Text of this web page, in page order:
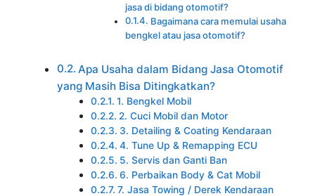
jasa di bidang otomotif?
Bagaimana cara memulai usaha
bengkel atau jasa otomotif?
Apa Usaha dalam Bidang Jasa Otomotif
yang Masih Bisa Ditingkatkan?
1. Bengkel Mobil
2. Cuci Mobil dan Motor
3. Detailing & Coating Kendaraan
4. Tune Up & Remapping ECU
5. Servis dan Ganti Ban
6. Perbaikan Body & Cat Mobil
7. Jasa Towing / Derek Kendaraan